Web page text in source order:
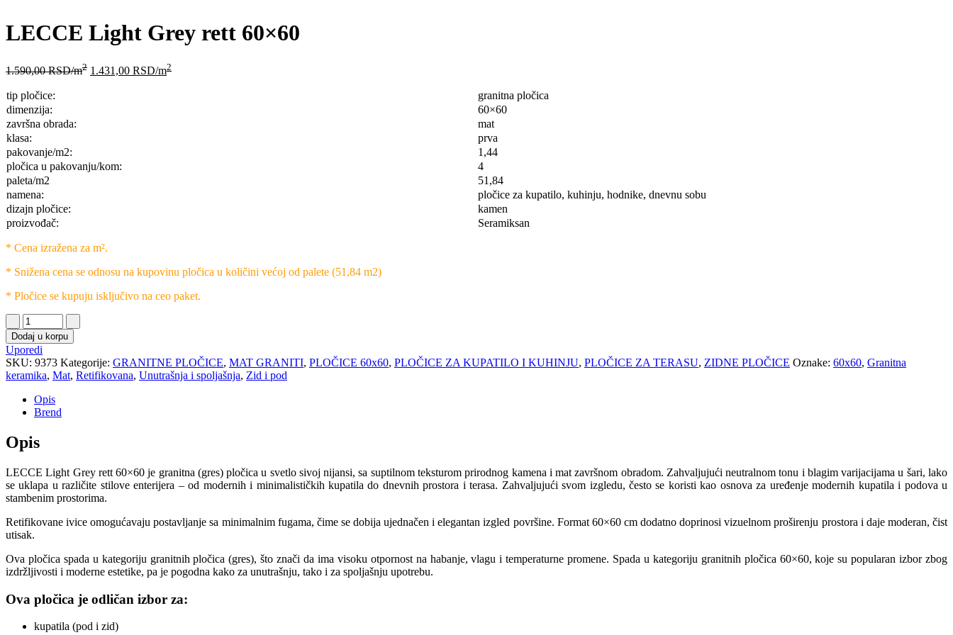
LECCE Light Grey rett 60×60
1.590,00RSD/m2 1.431,00 RSD/m2
tip pločice:
granitna pločica
dimenzija:
60×60
završna obrada:
mat
klasa:
prva
pakovanje/m2:
1,44
pločica u pakovanju/kom:
4
paleta/m2
51,84
namena:
pločice za kupatilo, kuhinju, hodnike, dnevnu sobu
dizajn pločice:
kamen
proizvođač:
Seramiksan
* Cena izražena za m².
* Snižena cena se odnosu na kupovinu pločica u količini većoj od palete (51,84 m2)
* Pločice se kupuju isključivo na ceo paket.
Dodaj u korpu
Uporedi
SKU: 9373 Kategorije: GRANITNE PLOČICE, MAT GRANITI, PLOČICE 60x60, PLOČICE ZA KUPATILO I KUHINJU, PLOČICE ZA TERASU, ZIDNE PLOČICE Oznake: 60x60, Granitna
keramika, Mat, Retifikovana, Unutrašnja i spoljašnja, Zid i pod
Opis
Brend
Opis
LECCE Light Grey rett 60×60 je granitna (gres) pločica u svetlo sivoj nijansi, sa suptilnom teksturom prirodnog kamena i mat završnom obradom. Zahvaljujući neutralnom tonu i blagim varijacijama u šari, lako
se uklapa u različite stilove enterijera – od modernih i minimalističkih kupatila do dnevnih prostora i terasa. Zahvaljujući svom izgledu, često se koristi kao osnova za uređenje modernih kupatila i podova u
stambenim prostorima.
Retifikovane ivice omogućavaju postavljanje sa minimalnim fugama, čime se dobija ujednačen i elegantan izgled površine. Format 60×60 cm dodatno doprinosi vizuelnom proširenju prostora i daje moderan, čist
utisak.
Ova pločica spada u kategoriju granitnih pločica (gres), što znači da ima visoku otpornost na habanje, vlagu i temperaturne promene. Spada u kategoriju granitnih pločica 60×60, koje su popularan izbor zbog
izdržljivosti i moderne estetike, pa je pogodna kako za unutrašnju, tako i za spoljašnju upotrebu.
Ova pločica je odličan izbor za:
kupatila (pod i zid)